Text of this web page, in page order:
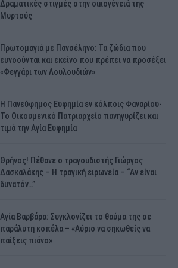
Δραματικές στιγμές στην οικογένειά της
Μυρτούς
Πρωτομαγιά με Πανσέληνο: Τα ζώδια που
ευνοούνται και εκείνο που πρέπει να προσέξει
«Φεγγάρι των Λουλουδιών»
H Πανεύφημος Ευφημία εν κόλποις Φαναρίου-
Το Οικουμενικό Πατριαρχείο πανηγυρίζει και
τιμά την Αγία Ευφημία
Θρήνος! Πέθανε ο τραγουδιστής Γιώργος
Δασκαλάκης – Η τραγική ειρωνεία – “Αν είναι
δυνατόν…”
Αγία Βαρβάρα: Συγκλονίζει το θαύμα της σε
παράλυτη κοπέλα – «Αύριο να σηκωθείς να
παίξεις πιάνο»